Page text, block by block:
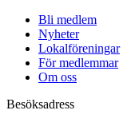
Bli medlem
Nyheter
Lokalföreningar
För medlemmar
Om oss
Besöksadress